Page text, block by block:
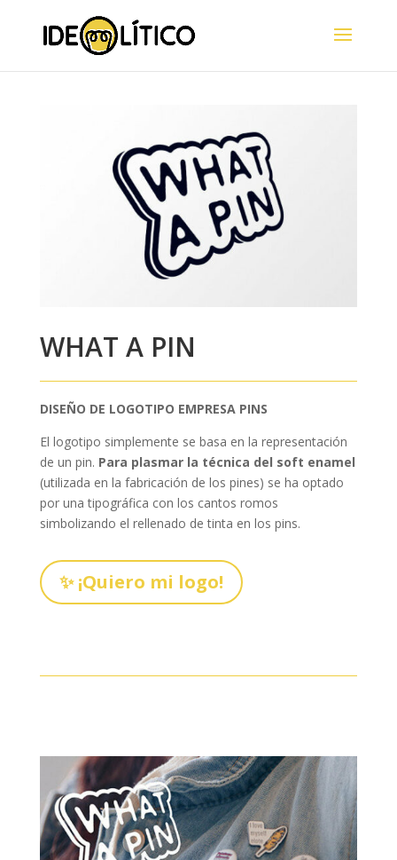
WHAT A PIN
DISEÑO DE LOGOTIPO EMPRESA PINS
El logotipo simplemente se basa en la representación
de un pin. Para plasmar la técnica del soft enamel
(utilizada en la fabricación de los pines) se ha optado
por una tipográfica con los cantos romos
simbolizando el rellenado de tinta en los pins.
✨ ¡Quiero mi logo!